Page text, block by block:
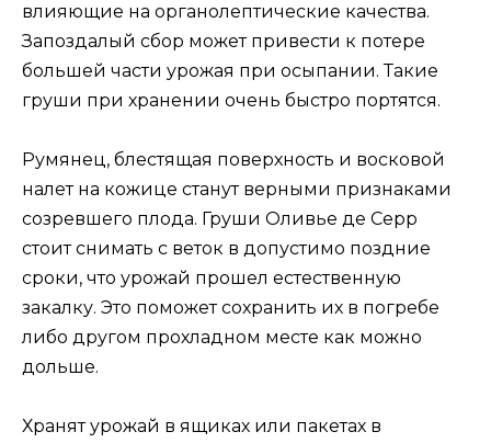
влияющие на органолептические качества.
Запоздалый сбор может привести к потере
большей части урожая при осыпании. Такие
груши при хранении очень быстро портятся.
Румянец, блестящая поверхность и восковой
налет на кожице станут верными признаками
созревшего плода. Груши Оливье де Серр
стоит снимать с веток в допустимо поздние
сроки, что урожай прошел естественную
закалку. Это поможет сохранить их в погребе
либо другом прохладном месте как можно
дольше.
Хранят урожай в ящиках или пакетах в